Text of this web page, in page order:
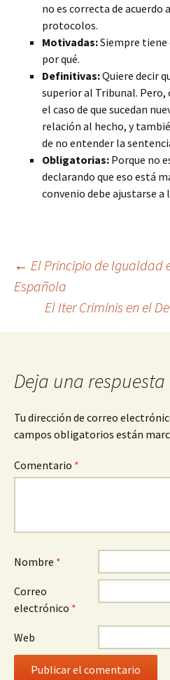
no es correcta de acuerdo
protocolos.
Motivadas:Siempre tiene
por qué.
Definitivas:Quiere decir
superior al Tribunal.
el caso de que sucedan
relación al hecho, y
de no entender la
Obligatorias: Porque no
declarando que eso está
convenio debe ajustarse a
← El Principio de Igualdad
Española
El Iter Criminis en el
Deja una respuesta
Tu dirección de correo
campos obligatorios están
Comentario *
Nombre *
Correo
electrónico *
Web